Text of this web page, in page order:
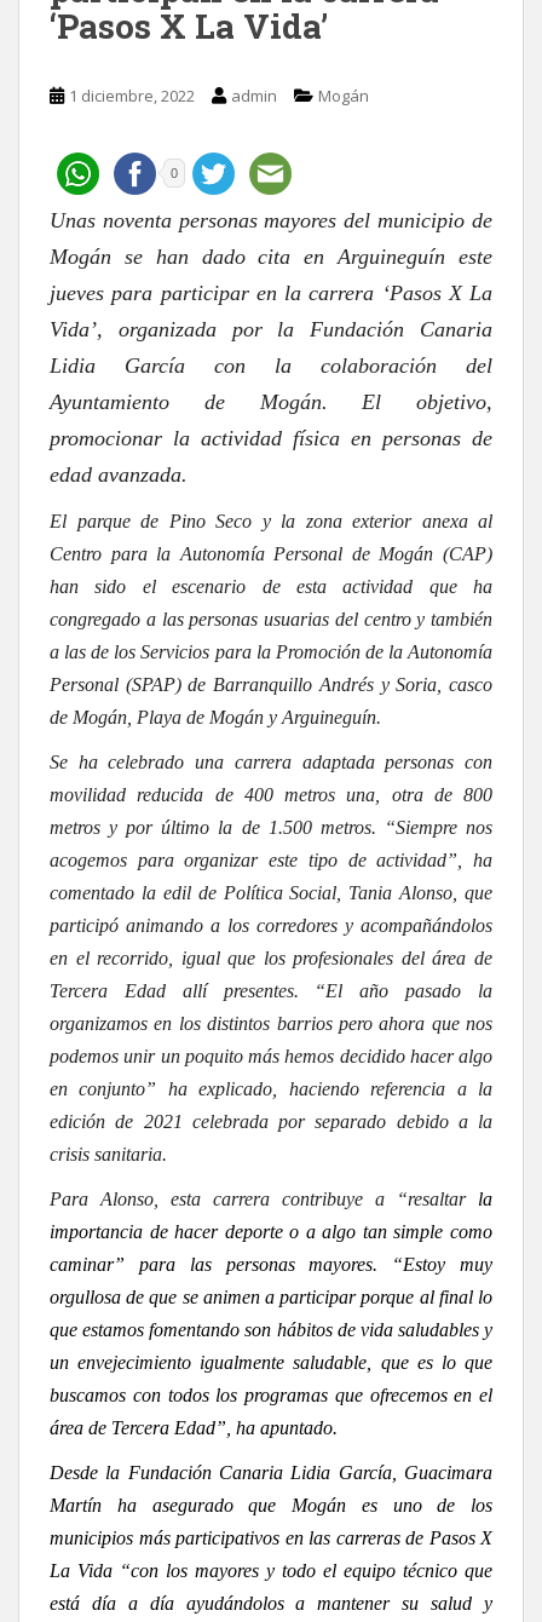
‘Pasos X La Vida’
1 diciembre, 2022 admin Mogán
0
Unas noventa personas mayores del municipio de
Mogán se han dado cita en Arguineguín este
jueves para participar en la carrera ‘Pasos X La
Vida’, organizada por la Fundación Canaria
Lidia García con la colaboración del
Ayuntamiento de Mogán. El objetivo,
promocionar la actividad física en personas de
edad avanzada.
El parque de Pino Seco y la zona exterior anexa al
Centro para la Autonomía Personal de Mogán (CAP)
han sido el escenario de esta actividad que ha
congregado a las personas usuarias del centro y también
a las de los Servicios para la Promoción de la Autonomía
Personal (SPAP) de Barranquillo Andrés y Soria, casco
de Mogán, Playa de Mogán y Arguineguín.
Se ha celebrado una carrera adaptada personas con
movilidad reducida de 400 metros una, otra de 800
metros y por último la de 1.500 metros. “Siempre nos
acogemos para organizar este tipo de actividad”, ha
comentado la edil de Política Social, Tania Alonso, que
participó animando a los corredores y acompañándolos
en el recorrido, igual que los profesionales del área de
Tercera Edad allí presentes. “El año pasado la
organizamos en los distintos barrios pero ahora que nos
podemos unir un poquito más hemos decidido hacer algo
en conjunto” ha explicado, haciendo referencia a la
edición de 2021 celebrada por separado debido a la
crisis sanitaria.
Para Alonso, esta carrera contribuye a “resaltar la
importancia de hacer deporte o a algo tan simple como
caminar” para las personas mayores. “Estoy muy
orgullosa de que se animen a participar porque al final lo
que estamos fomentando son hábitos de vida saludables y
un envejecimiento igualmente saludable, que es lo que
buscamos con todos los programas que ofrecemos en el
área de Tercera Edad”, ha apuntado.
Desde la Fundación Canaria Lidia García, Guacimara
Martín ha asegurado que Mogán es uno de los
municipios más participativos en las carreras de Pasos X
La Vida “con los mayores y todo el equipo técnico que
está día a día ayudándolos a mantener su salud y